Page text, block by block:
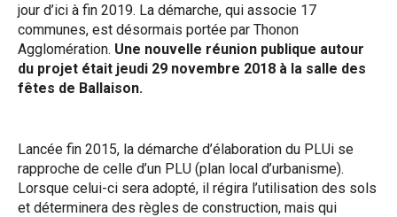
jour d’ici à fin 2019. La démarche, qui associe 17
communes, est désormais portée par Thonon
Agglomération. Une nouvelle réunion publique autour
du projet était jeudi 29 novembre 2018 à la salle des
fêtes de Ballaison.
Lancée fin 2015, la démarche d’élaboration du PLUi se
rapproche de celle d’un PLU (plan local d’urbanisme).
Lorsque celui-ci sera adopté, il régira l’utilisation des sols
et déterminera des règles de construction, mais qui